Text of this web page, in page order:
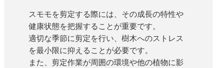
スモモを剪定する際には、その成長の特性や
健康状態を把握することが重要です。
適切な季節に剪定を行い、樹木へのストレス
を最小限に抑えることが必要です。
また、剪定作業が周囲の環境や他の植物に影